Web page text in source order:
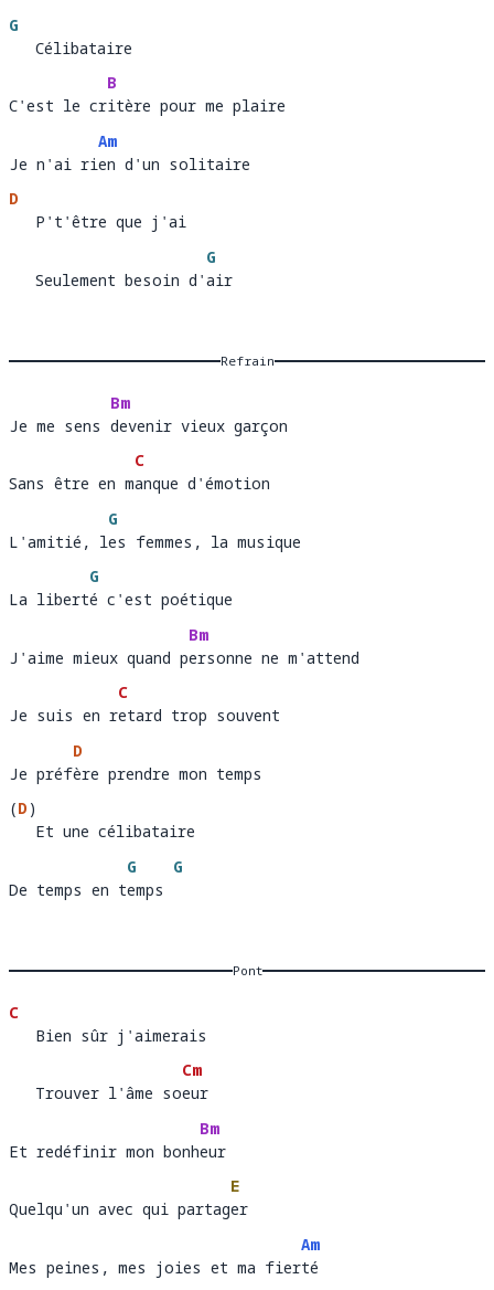
G
   Célibataire
C'est le cr
B
i
C'est le critère pour me plaire
Je n'ai ri
Am
en
Je n'ai rien d'un solitaire
D
   P't'être que j'ai
   P't'être que j'ai
   Seulement besoin d'
G
a
   Seulement besoin d'air
Refrain
Je me sens
Bm
de
Je me sens devenir vieux garçon
Sans être en m
C
a
Sans être en manque d'émotion
L'amitié, l
G
e
L'amitié, les femmes, la musique
La libert
G
é
La liberté c'est poétique
J'aime mieux quand p
Bm
er
J'aime mieux quand personne ne m'attend
Je suis en r
C
e
Je suis en retard trop souvent
Je préf
D
è
Je préfère prendre mon temps
(D )
Et une célibataire
   Et une célibataire
De temps en t
G
emps
G
De temps en temps
Pont
C
   Bien sûr j'aimerais
   Bien sûr j'aimerais
   Trouver l'âme so
Cm
eu
   Trouver l'âme soeur
Et redéfinir mon bonh
Bm
eu
Et redéfinir mon bonheur
Quelqu'un avec qui partag
E
e
Quelqu'un avec qui partager
Mes peines, mes joies et ma fier
Am
té
Mes peines, mes joies et ma fierté